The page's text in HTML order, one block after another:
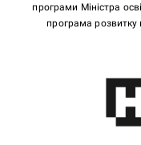
програми Міністра
програма розвитку